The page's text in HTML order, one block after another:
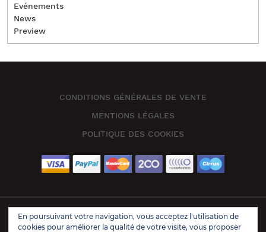
Evénements
News
Preview
CONDITIONS GÉNÉRALES DE VENTE
MENTIONS LÉGALES
POLITIQUE DES COOKIES
Book Store Wordpress Theme 2021 | All Rights Reserved.
En poursuivant votre navigation, vous acceptez l'utilisation de
cookies pour améliorer la qualité de votre visite, vous proposer